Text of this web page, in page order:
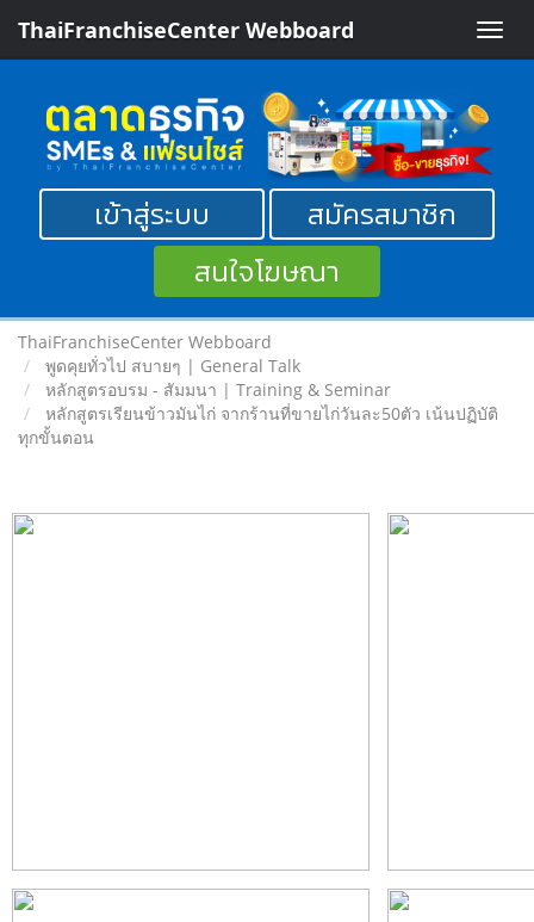
Toggle
ThaiFranchiseCenter Webboard
เข้าสู่ระบบ
สมัครสมาชิก
สนใจโฆษณา
ThaiFranchiseCenter Webboard
พูดคุยทั่วไป สบายๆ | General Talk
หลักสูตรอบรม - สัมมนา | Training & Seminar
หลักสูตรเรียนข้าวมันไก่ จากร้านที่ขายไก่วันละ50ตัว เน้นปฏิบัติ
ทุกขั้นตอน